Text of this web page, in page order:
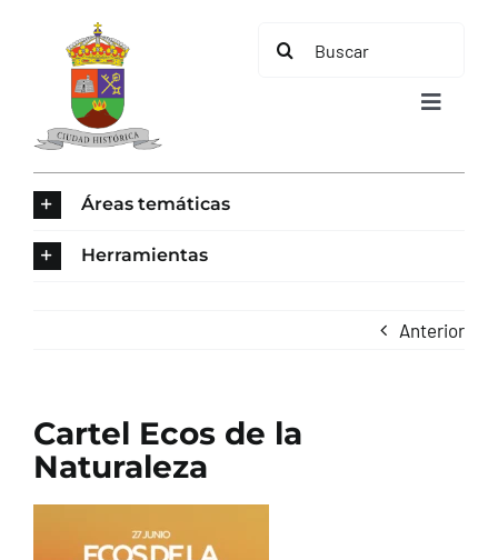
contenido
Buscar:
Toggle
TURISMO
Áreas temáticas
Herramientas
Anterior
Cartel Ecos de la
Naturaleza